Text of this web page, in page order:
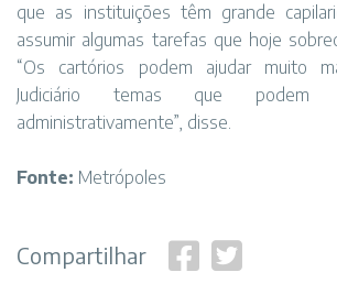
que as instituições têm grande
assumir algumas tarefas que hoje
“Os cartórios podem ajudar muito
Judiciário temas que podem
administrativamente”, disse.
Fonte: Metrópoles
Compartilhar